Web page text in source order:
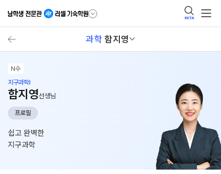
BETA
과학 함지영
N수
지구과학I
함지영선생님
프로필
쉽고 완벽한
지구과학